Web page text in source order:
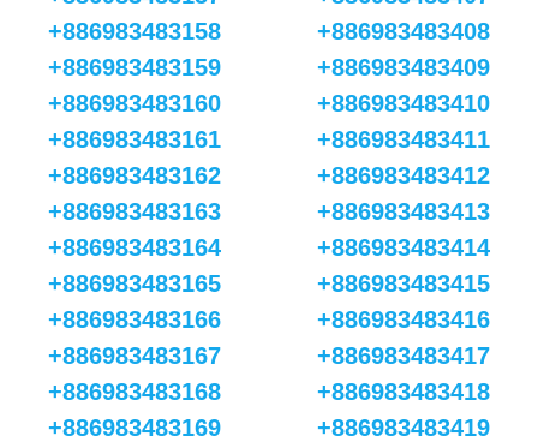
+886983483158
+886983483159
+886983483160
+886983483161
+886983483162
+886983483163
+886983483164
+886983483165
+886983483166
+886983483167
+886983483168
+886983483169
+886983483408
+886983483409
+886983483410
+886983483411
+886983483412
+886983483413
+886983483414
+886983483415
+886983483416
+886983483417
+886983483418
+886983483419